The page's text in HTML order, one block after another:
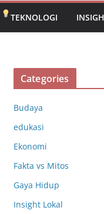
bagi Kesehatan?
Jauh yang Masih
Khasiat Vitamin C
TEKNOLOGI
Categories
Budaya
edukasi
Ekonomi
Fakta vs Mitos
Gaya Hidup
Insight Lokal